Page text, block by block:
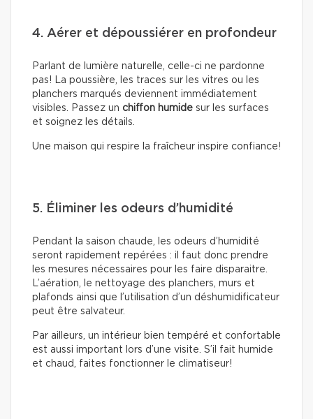
4. Aérer et dépoussiérer en profondeur
Parlant de lumière naturelle, celle-ci ne pardonne
pas! La poussière, les traces sur les vitres ou les
planchers marqués deviennent immédiatement
visibles. Passez un chiffon humide sur les surfaces
et soignez les détails.
Une maison qui respire la fraîcheur inspire confiance!
5. Éliminer les odeurs d’humidité
Pendant la saison chaude, les odeurs d’humidité
seront rapidement repérées : il faut donc prendre
les mesures nécessaires pour les faire disparaitre.
L’aération, le nettoyage des planchers, murs et
plafonds ainsi que l’utilisation d’un déshumidificateur
peut être salvateur.
Par ailleurs, un intérieur bien tempéré et confortable
est aussi important lors d’une visite. S’il fait humide
et chaud, faites fonctionner le climatiseur!